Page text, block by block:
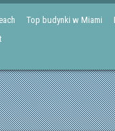
Top budynki w Miami